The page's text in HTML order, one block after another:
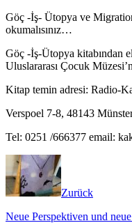
Göç -İş- Ütopya ve
okumalısınız…
Göç -İş-Ütopya kitabından
Uluslararası Çocuk
Kitap temin adresi: Radio-
Verspoel 7-8, 48143
Tel: 0251 /666377 email:
Zurück
Neue Perspektiven und